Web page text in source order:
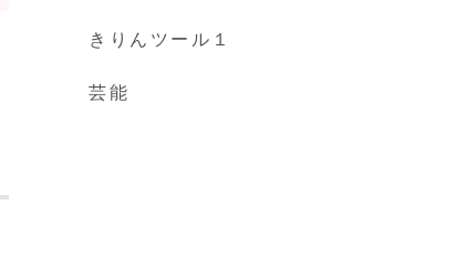
きりんツール１
芸能